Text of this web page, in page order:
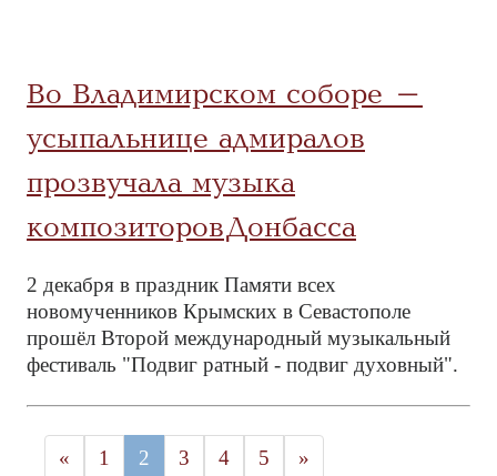
Во Владимирском соборе –
усыпальнице адмиралов
прозвучала музыка
композиторов Донбасса
2 декабря в праздник Памяти всех
новомученников Крымских в Севастополе
прошёл Второй международный музыкальный
фестиваль "Подвиг ратный - подвиг духовный".
« 1 2 3 4 5 »